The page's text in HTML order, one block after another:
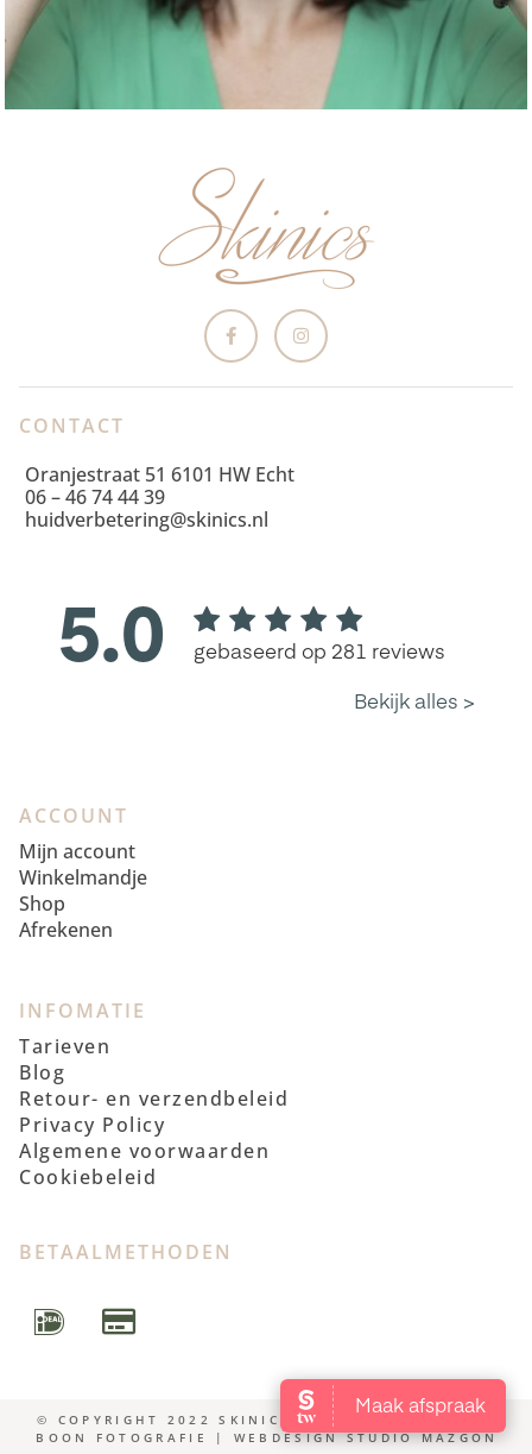
CONTACT
Oranjestraat 51 6101 HW Echt
06 – 46 74 44 39
huidverbetering@skinics.nl
ACCOUNT
Mijn account
Winkelmandje
Shop
Afrekenen
INFOMATIE
Tarieven
Blog
Retour- en verzendbeleid
Privacy Policy
Algemene voorwaarden
Cookiebeleid
BETAALMETHODEN
© COPYRIGHT 2022 SKINICS | FOTOSHOOT WENDY
BOON FOTOGRAFIE | WEBDESIGN STUDIO MAZGON